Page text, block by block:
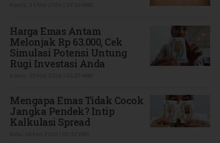
Harga Emas Antam
Melonjak Rp 63.000, Cek
Simulasi Potensi Untung
Rugi Investasi Anda
Mengapa Emas Tidak Cocok
Jangka Pendek? Intip
Kalkulasi Spread